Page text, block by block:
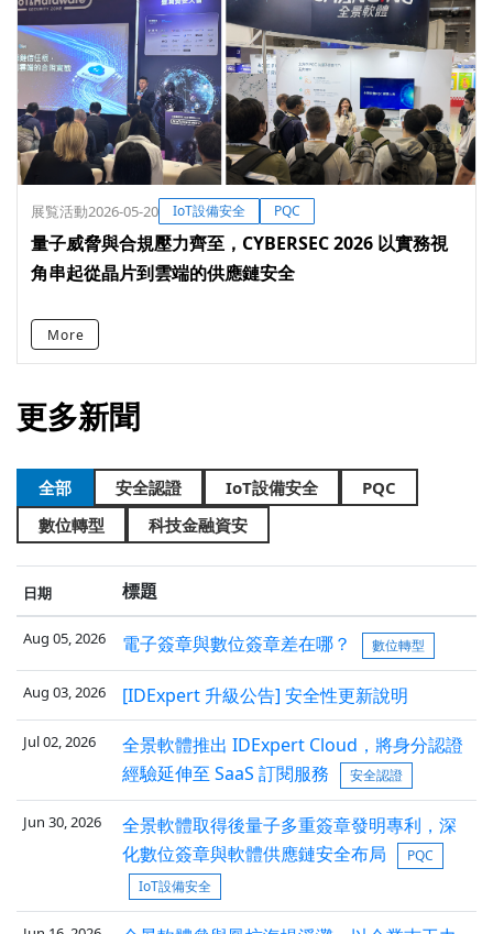
展覧活動2026-05-20 IoT設備安全 PQC
量子威脅與合規壓力齊至，CYBERSEC 2026 以實務視
角串起從晶片到雲端的供應鏈安全
More
更多新聞
全部 安全認證 IoT設備安全
PQC
數位轉型
科技金融資安
日期 標題
Aug 05, 2026 電子簽章與數位簽章差在哪？ 數位轉型
Aug 03, 2026 [IDExpert 升級公告] 安全性更新說明
Jul 02, 2026
全景軟體推出 IDExpert Cloud，將身分認證
經驗延伸至 SaaS 訂閱服務
安全認證
Jun 30, 2026
全景軟體取得後量子多重簽章發明專利，深
化數位簽章與軟體供應鏈安全布局
PQC
IoT設備安全